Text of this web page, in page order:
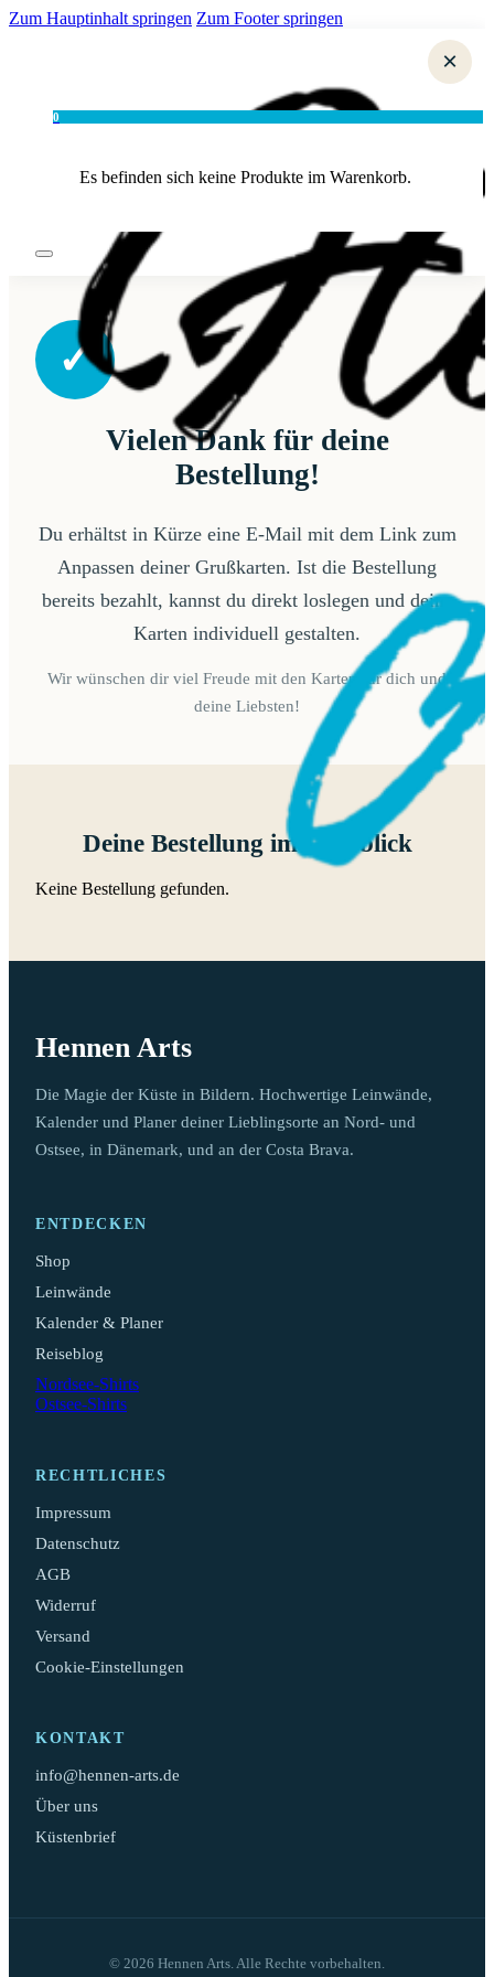
Zum Hauptinhalt springen Zum Footer springen
0
Es befinden sich keine Produkte im Warenkorb.
×
✓
Vielen Dank für deine
Bestellung!
Du erhältst in Kürze eine E-Mail mit dem Link zum
Anpassen deiner Grußkarten. Ist die Bestellung
bereits bezahlt, kannst du direkt loslegen und deine
Karten individuell gestalten.
Wir wünschen dir viel Freude mit den Karten für dich und
deine Liebsten!
Deine Bestellung im Überblick
Keine Bestellung gefunden.
Hennen Arts
Die Magie der Küste in Bildern. Hochwertige Leinwände,
Kalender und Planer deiner Lieblingsorte an Nord- und
Ostsee, in Dänemark, und an der Costa Brava.
ENTDECKEN
Shop
Leinwände
Kalender & Planer
Reiseblog
Nordsee-Shirts
Ostsee-Shirts
RECHTLICHES
Impressum
Datenschutz
AGB
Widerruf
Versand
Cookie-Einstellungen
KONTAKT
info@hennen-arts.de
Über uns
Küstenbrief
© 2026 Hennen Arts. Alle Rechte vorbehalten.